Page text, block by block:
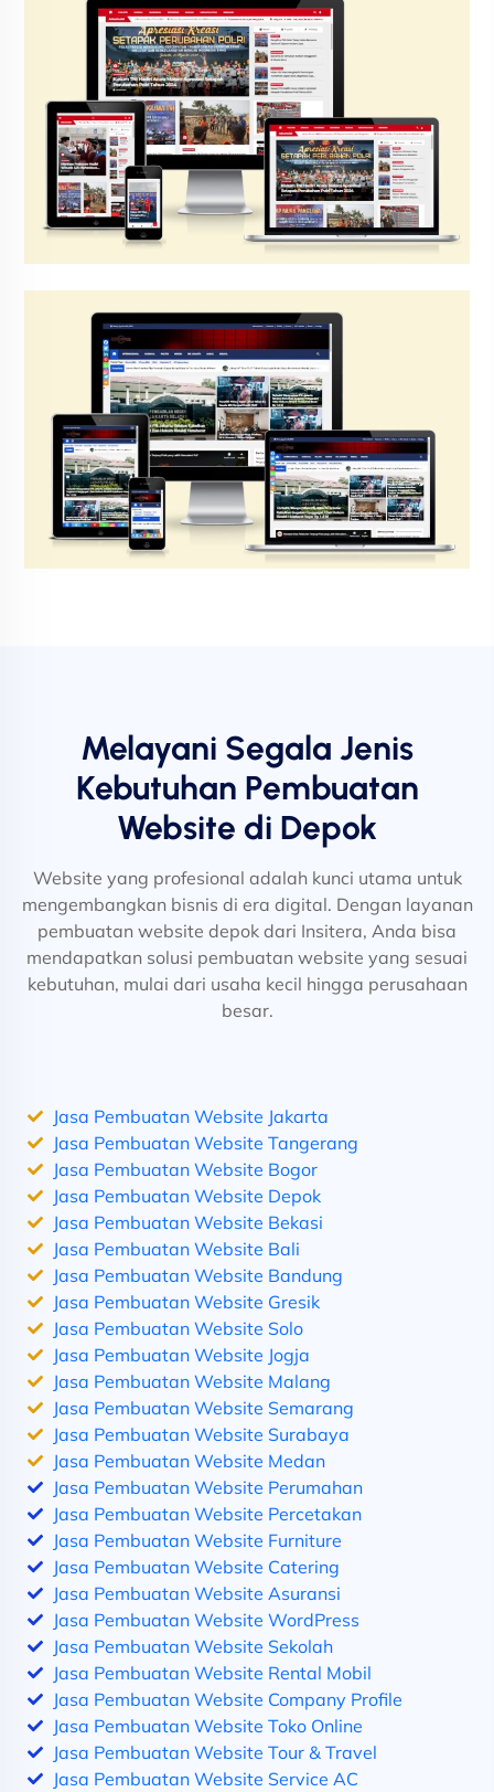
Melayani Segala Jenis
Kebutuhan Pembuatan
Website di Depok
Website yang profesional adalah kunci utama untuk
mengembangkan bisnis di era digital. Dengan layanan
pembuatan website depok dari Insitera, Anda bisa
mendapatkan solusi pembuatan website yang sesuai
kebutuhan, mulai dari usaha kecil hingga perusahaan
besar.
Jasa Pembuatan Website Jakarta
Jasa Pembuatan Website Tangerang
Jasa Pembuatan Website Bogor
Jasa Pembuatan Website Depok
Jasa Pembuatan Website Bekasi
Jasa Pembuatan Website Bali
Jasa Pembuatan Website Bandung
Jasa Pembuatan Website Gresik
Jasa Pembuatan Website Solo
Jasa Pembuatan Website Jogja
Jasa Pembuatan Website Malang
Jasa Pembuatan Website Semarang
Jasa Pembuatan Website Surabaya
Jasa Pembuatan Website Medan
Jasa Pembuatan Website Perumahan
Jasa Pembuatan Website Percetakan
Jasa Pembuatan Website Furniture
Jasa Pembuatan Website Catering
Jasa Pembuatan Website Asuransi
Jasa Pembuatan Website WordPress
Jasa Pembuatan Website Sekolah
Jasa Pembuatan Website Rental Mobil
Jasa Pembuatan Website Company Profile
Jasa Pembuatan Website Toko Online
Jasa Pembuatan Website Tour & Travel
Jasa Pembuatan Website Service AC